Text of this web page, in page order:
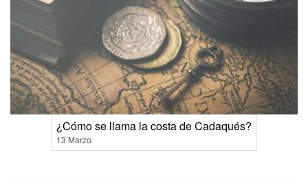
¿Cómo se llama la costa de Cadaqués?
13 Marzo